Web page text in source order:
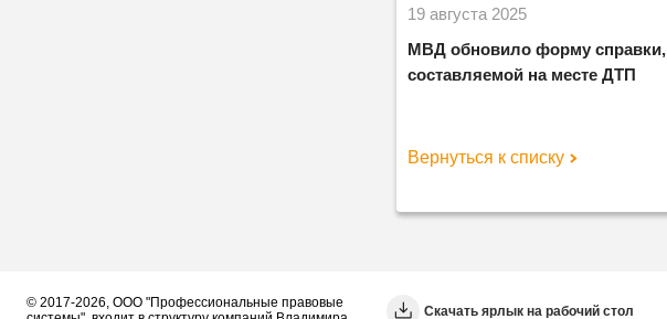
19 августа 2025
МВД обновило форму справки,
составляемой на месте ДТП
Вернуться к списку
© 2017-2026, ООО "Профессиональные правовые
Скачать ярлык на рабочий стол